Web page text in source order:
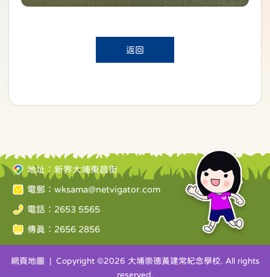
返回
地址：新界大埔東昌街
電郵： wksama@netvigator.com
電話：2653 5565
傳真：2656 2856
網頁地圖 | Copyright ©2026 大埔崇德黃建常紀念學校. All rights
reserved.